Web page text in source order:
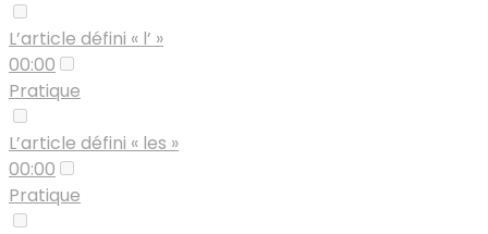
L’article défini « l’ »
00:00
Pratique
L’article défini « les »
00:00
Pratique